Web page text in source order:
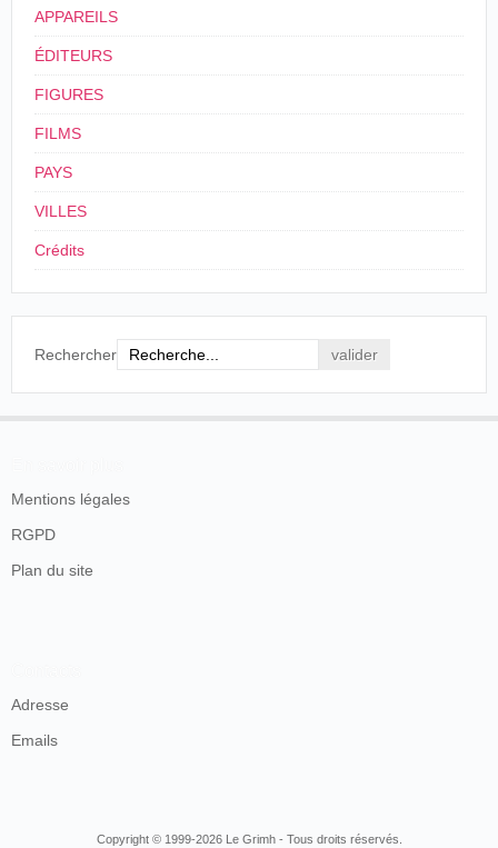
APPAREILS
ÉDITEURS
FIGURES
FILMS
PAYS
VILLES
Crédits
Rechercher
Mentions légales
RGPD
Plan du site
Adresse
Emails
Copyright © 1999-2026 Le Grimh - Tous droits réservés.